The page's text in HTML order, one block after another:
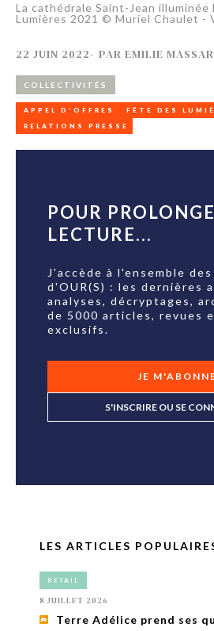
La cathédrale Saint-Jean
Lumières 2021 © Muriel Chaulet -
22 JUIN 2022- PAR EMILIE
COLLECTIVITÉS
APPEL D'OFFRES FÊTE DES
RELATIONS PRESSE
POUR
LECTURE...
J'accède à l'ensemble
d'OUR(S) : les dernières
analyses, décryptages,
de 5000 articles, revues
exclusifs.
JE
S'INSCRIRE OU SE
LES ARTICLES
RETAIL
8 JUILLET 2026
Terre Adélice prend ses